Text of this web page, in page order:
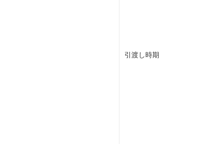
引渡し時期